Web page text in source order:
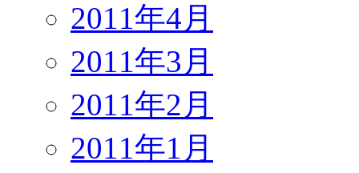
2011年4月
2011年3月
2011年2月
2011年1月